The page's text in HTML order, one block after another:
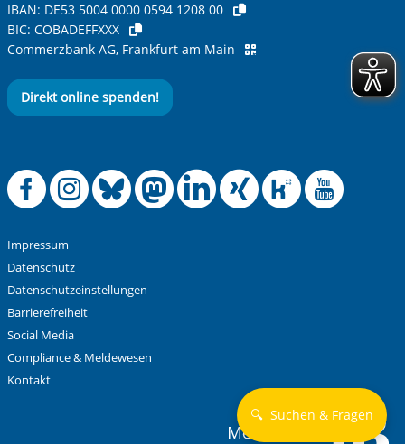
Allgemeiner Integrationskurs
IBAN: DE53 5004 0000 0594 1208 00
BIC: COBADEFFXXX
Commerzbank AG, Frankfurt am Main
Direkt online spenden!
Offizielle
Offizielle
Offizielle
Offizielle
Offizielle
Impressum
Datenschutz
Datenschutzeinstellungen
Barrierefreiheit
Social Media
Compliance & Meldewesen
Kontakt
🔍 Suchen & Fragen